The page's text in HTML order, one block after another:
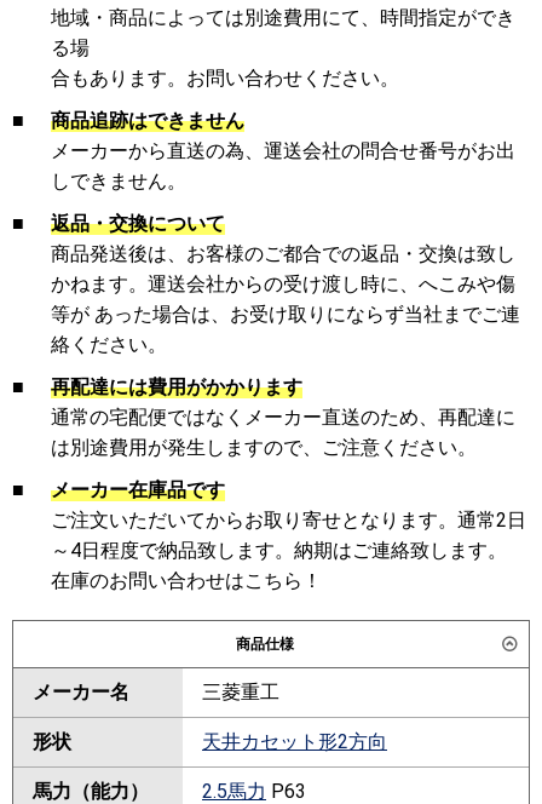
地域・商品によっては別途費用にて、時間指定ができ
る場
合もあります。お問い合わせください。
■
商品追跡はできません
メーカーから直送の為、運送会社の問合せ番号がお出
しできません。
■
返品・交換について
商品発送後は、お客様のご都合での返品・交換は致し
かねます。運送会社からの受け渡し時に、へこみや傷
等が あった場合は、お受け取りにならず当社までご連
絡ください。
■
再配達には費用がかかります
通常の宅配便ではなくメーカー直送のため、再配達に
は別途費用が発生しますので、ご注意ください。
■
メーカー在庫品です
ご注文いただいてからお取り寄せとなります。通常2日
～4日程度で納品致します。納期はご連絡致します。
在庫のお問い合わせはこちら！
商品仕様
メーカー名 三菱重工
形状 天井カセット形2方向
馬力（能力） 2.5馬力 P63